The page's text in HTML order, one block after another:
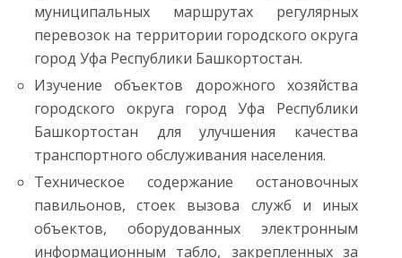
муниципальных маршрутах регулярных
перевозок на территории городского округа
город Уфа Республики Башкортостан.
Изучение объектов дорожного хозяйства
городского округа город Уфа Республики
Башкортостан для улучшения качества
транспортного обслуживания населения.
Техническое содержание остановочных
павильонов, стоек вызова служб и иных
объектов, оборудованных электронным
информационным табло, закрепленных за